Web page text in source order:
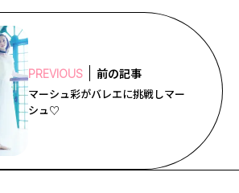
PREVIOUS 前の記事
マーシュ彩がバレエに挑戦しマー
シュ♡